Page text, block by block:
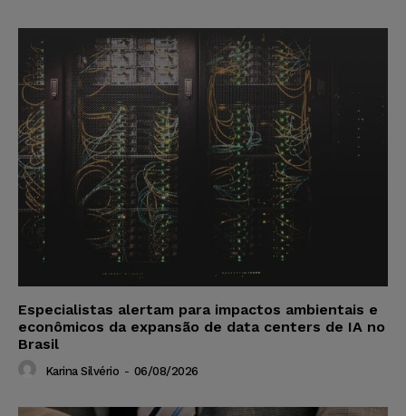
Especialistas alertam para impactos ambientais e
econômicos da expansão de data centers de IA no
Brasil
Karina Silvério - 06/08/2026